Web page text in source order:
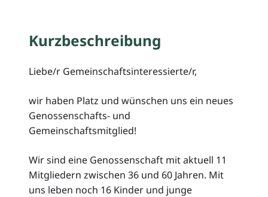
Kurzbeschreibung
Liebe/r Gemeinschaftsinteressierte/r,
wir haben Platz und wünschen uns ein neues
Genossenschafts- und
Gemeinschaftsmitglied!
Wir sind eine Genossenschaft mit aktuell 11
Mitgliedern zwischen 36 und 60 Jahren. Mit
uns leben noch 16 Kinder und junge